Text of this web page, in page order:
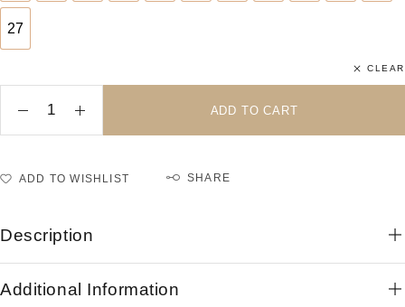
27
27
CLEAR
ADD TO CART
ADD TO WISHLIST SHARE
Description
Additional Information